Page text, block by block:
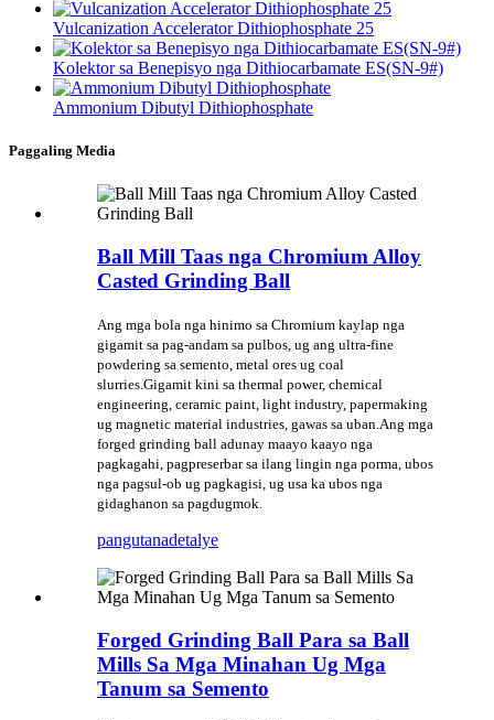
Vulcanization Accelerator Dithiophosphate 25
Kolektor sa Benepisyo nga Dithiocarbamate ES(SN-9#)
Ammonium Dibutyl Dithiophosphate
Paggaling Media
Ball Mill Taas nga Chromium Alloy
Casted Grinding Ball
Ang mga bola nga hinimo sa Chromium kaylap nga
gigamit sa pag-andam sa pulbos, ug ang ultra-fine
powdering sa semento, metal ores ug coal
slurries.Gigamit kini sa thermal power, chemical
engineering, ceramic paint, light industry, papermaking
ug magnetic material industries, gawas sa uban.Ang mga
forged grinding ball adunay maayo kaayo nga
pagkagahi, pagpreserbar sa ilang lingin nga porma, ubos
nga pagsul-ob ug pagkagisi, ug usa ka ubos nga
gidaghanon sa pagdugmok.
pangutanadetalye
Forged Grinding Ball Para sa Ball
Mills Sa Mga Minahan Ug Mga
Tanum sa Semento